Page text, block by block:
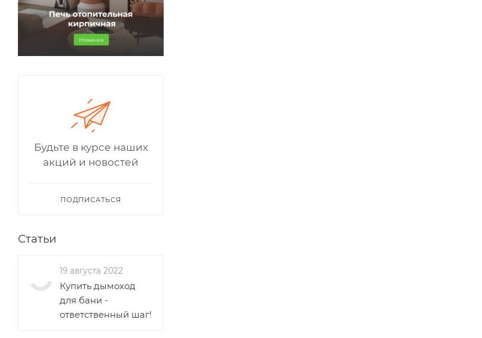
Будьте в курсе наших
акций и новостей
ПОДПИСАТЬСЯ
Статьи
19 августа 2022
Купить дымоход
для бани -
ответственный шаг!